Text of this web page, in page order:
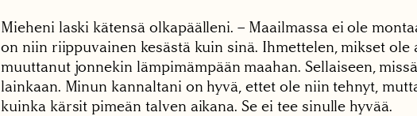
Mieheni laski kätensä olkapäälleni. – Maailmassa ei ole
on niin riippuvainen kesästä kuin sinä. Ihmettelen, mikset ole
muuttanut jonnekin lämpimämpään maahan. Sellaiseen,
lainkaan. Minun kannaltani on hyvä, ettet ole niin tehnyt,
kuinka kärsit pimeän talven aikana. Se ei tee sinulle hyvää.